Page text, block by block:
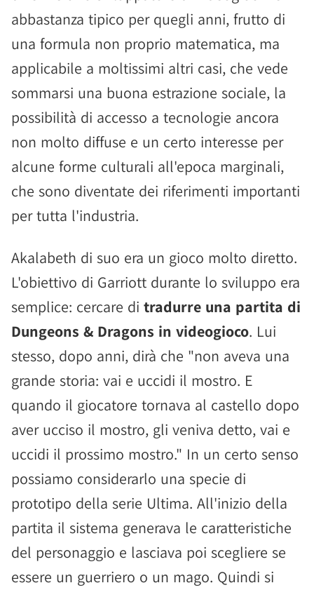
abbastanza tipico per quegli anni, frutto di
una formula non proprio matematica, ma
applicabile a moltissimi altri casi, che vede
sommarsi una buona estrazione sociale, la
possibilità di accesso a tecnologie ancora
non molto diffuse e un certo interesse per
alcune forme culturali all'epoca marginali,
che sono diventate dei riferimenti importanti
per tutta l'industria.
Akalabeth di suo era un gioco molto diretto.
L'obiettivo di Garriott durante lo sviluppo era
semplice: cercare di tradurre una partita di
Dungeons & Dragons in videogioco. Lui
stesso, dopo anni, dirà che "non aveva una
grande storia: vai e uccidi il mostro. E
quando il giocatore tornava al castello dopo
aver ucciso il mostro, gli veniva detto, vai e
uccidi il prossimo mostro." In un certo senso
possiamo considerarlo una specie di
prototipo della serie Ultima. All'inizio della
partita il sistema generava le caratteristiche
del personaggio e lasciava poi scegliere se
essere un guerriero o un mago. Quindi si